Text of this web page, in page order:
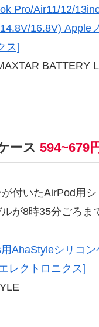
Pro/Air11/12/
16.8V) Apple
ス]
BATTERY
ース 594~679
付いたAirPod用
が8時35分ごろま
AhaStyleシリコ
レクトロニクス]